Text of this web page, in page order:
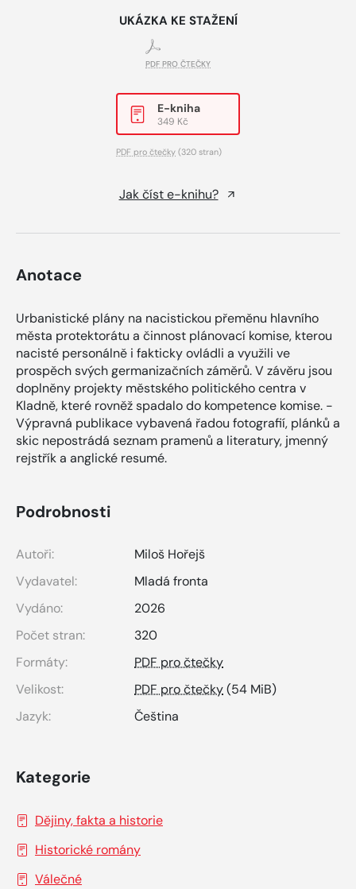
UKÁZKA KE STAŽENÍ
PDF PRO ČTEČKY
E-kniha
349 Kč
PDF pro čtečky (320 stran)
Jak číst e-knihu?
Anotace
Urbanistické plány na nacistickou přeměnu hlavního
města protektorátu a činnost plánovací komise, kterou
nacisté personálně i fakticky ovládli a využili ve
prospěch svých germanizačních záměrů. V závěru jsou
doplněny projekty městského politického centra v
Kladně, které rovněž spadalo do kompetence komise. -
Výpravná publikace vybavená řadou fotografií, plánků a
skic nepostrádá seznam pramenů a literatury, jmenný
rejstřík a anglické resumé.
Podrobnosti
Autoři:
Miloš Hořejš
Vydavatel:
Mladá fronta
Vydáno:
2026
Počet stran:
320
Formáty:
PDF pro čtečky
Velikost:
PDF pro čtečky(54 MiB)
Jazyk:
Čeština
Kategorie
Dějiny, fakta a historie
Historické romány
Válečné